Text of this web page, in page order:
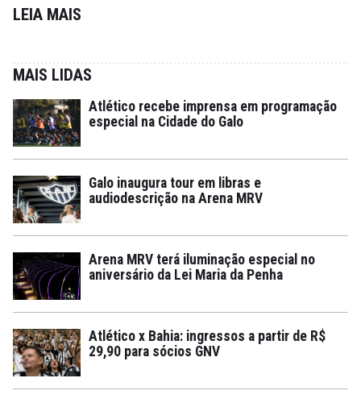
LEIA MAIS
MAIS LIDAS
Atlético recebe imprensa em programação
especial na Cidade do Galo
Galo inaugura tour em libras e
audiodescrição na Arena MRV
Arena MRV terá iluminação especial no
aniversário da Lei Maria da Penha
Atlético x Bahia: ingressos a partir de R$
29,90 para sócios GNV